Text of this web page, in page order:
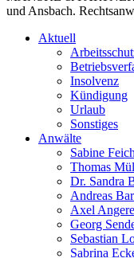
und Ansbach.
Aktuell
Insolvenz
Kündigung
Urlaub
Sonstiges
Anwälte
Sabine
Thomas
Dr. Sandra
Andreas
Axel
Georg
Sebastian
Sabrina